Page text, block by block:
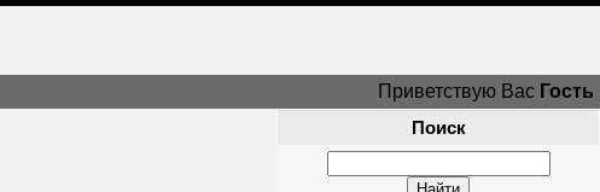
Приветствую Вас Гость
Поиск